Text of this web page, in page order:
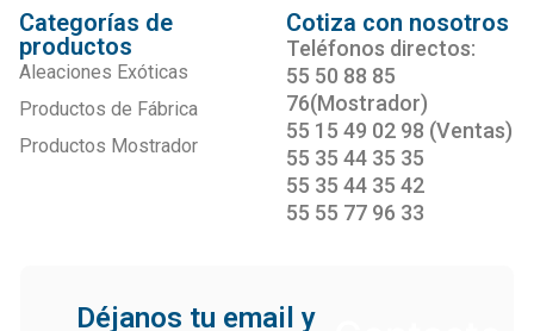
Categorías de
productos
Aleaciones Exóticas
Productos de Fábrica
Productos Mostrador
Cotiza con nosotros
Teléfonos directos:
55 50 88 85
76(Mostrador)
55 15 49 02 98 (Ventas)
55 35 44 35 35
55 35 44 35 42
55 55 77 96 33
Déjanos tu email y